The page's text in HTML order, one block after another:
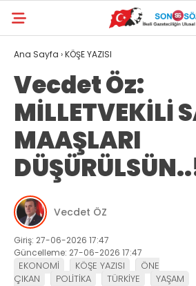
Ana Sayfa ›KÖŞE YAZISI
Vecdet Öz:
MİLLETVEKİLİ
MAAŞLARI
Vecdet ÖZ
Giriş: 27-06-2026 17:47
Güncelleme: 27-06-2026 17:47
EKONOMİ KÖŞE YAZISI
ÖNE
ÇIKAN
POLİTİKA TÜRKİYE YAŞAM